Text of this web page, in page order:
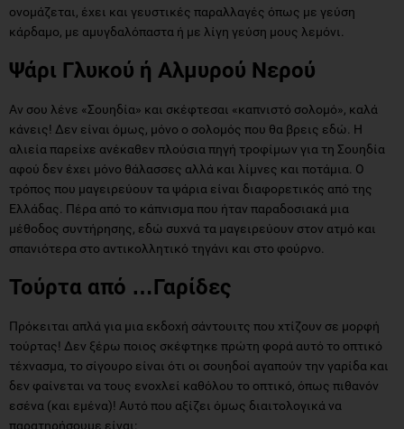
ονομάζεται, έχει και γευστικές παραλλαγές όπως με γεύση
κάρδαμο, με αμυγδαλόπαστα ή με λίγη γεύση μους λεμόνι.
Ψάρι Γλυκού ή Αλμυρού Νερού
Αν σου λένε «Σουηδία» και σκέφτεσαι «καπνιστό σολομό», καλά
κάνεις! Δεν είναι όμως, μόνο ο σολομός που θα βρεις εδώ. Η
αλιεία παρείχε ανέκαθεν πλούσια πηγή τροφίμων για τη Σουηδία
αφού δεν έχει μόνο θάλασσες αλλά και λίμνες και ποτάμια. Ο
τρόπος που μαγειρεύουν τα ψάρια είναι διαφορετικός από της
Ελλάδας. Πέρα από το κάπνισμα που ήταν παραδοσιακά μια
μέθοδος συντήρησης, εδώ συχνά τα μαγειρεύουν στον ατμό και
σπανιότερα στο αντικολλητικό τηγάνι και στο φούρνο.
Τούρτα από …Γαρίδες
Πρόκειται απλά για μια εκδοχή σάντουιτς που χτίζουν σε μορφή
τούρτας! Δεν ξέρω ποιος σκέφτηκε πρώτη φορά αυτό το οπτικό
τέχνασμα, το σίγουρο είναι ότι οι σουηδοί αγαπούν την γαρίδα και
δεν φαίνεται να τους ενοχλεί καθόλου το οπτικό, όπως πιθανόν
εσένα (και εμένα)! Αυτό που αξίζει όμως διαιτολογικά να
παρατηρήσουμε είναι: